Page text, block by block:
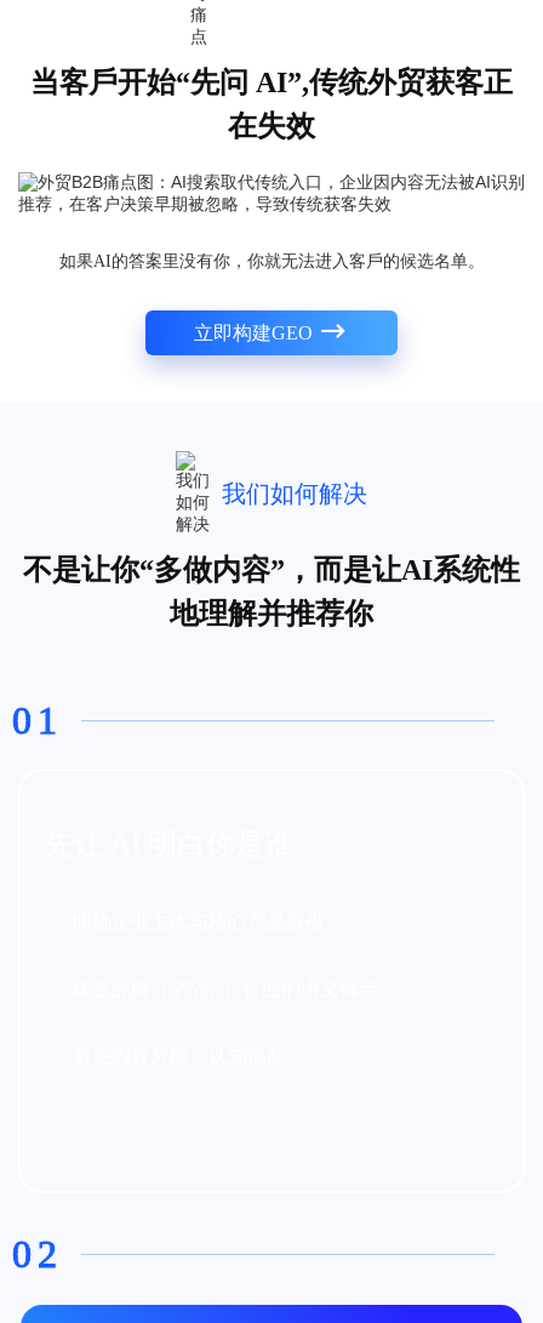
当客⼾开始“先问 AI”,传统外贸获客正
在失效
如果AI的答案⾥没有你，你就⽆法进⼊客⼾的候选名单。
立即构建GEO
我们如何解决
不是让你“多做内容”，⽽是让AI系统性
地理解并推荐你
01
02